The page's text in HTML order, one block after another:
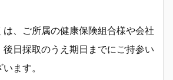
は、ご所属の健康保険組合様や会社
後日採取のうえ期日までにご持参い
ます。